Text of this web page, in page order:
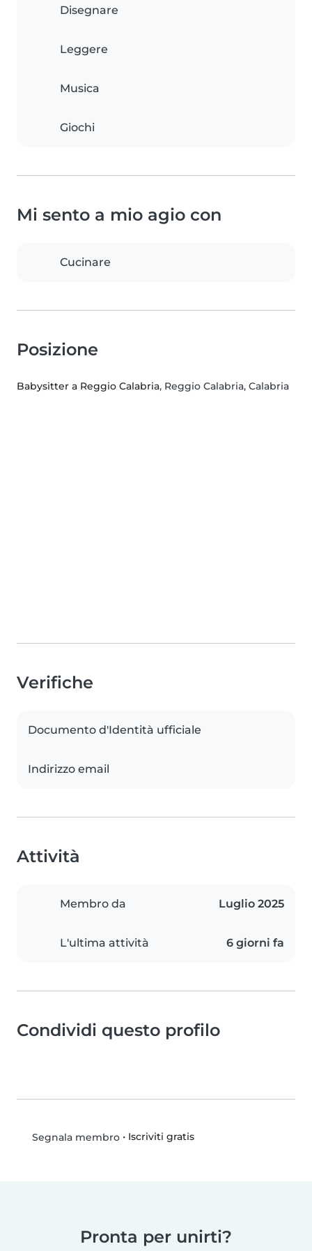
Disegnare
Leggere
Musica
Giochi
Mi sento a mio agio con
Cucinare
Posizione
Babysitter a Reggio Calabria, Reggio Calabria, Calabria
Verifiche
Documento d'Identità ufficiale
Indirizzo email
Attività
Membro da Luglio 2025
L'ultima attività 6 giorni fa
Condividi questo profilo
Segnala membro• Iscriviti gratis
Pronta per unirti?